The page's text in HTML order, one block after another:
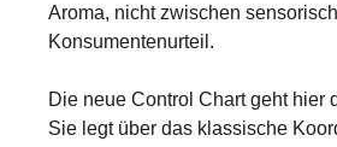
Aroma, nicht zwischen
Konsumentenurteil.
Die neue Control Chart geht hier
Sie legt über das klassische